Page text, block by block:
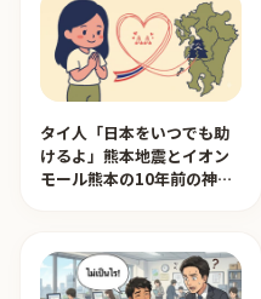
タイ人「日本をいつでも助
けるよ」熊本地震とイオン
モール熊本の10年前の神対